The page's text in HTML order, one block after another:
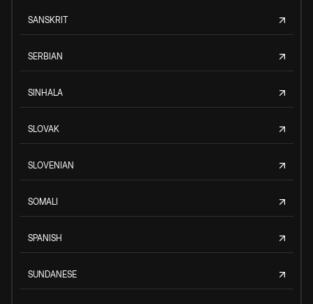
SANSKRIT
SERBIAN
SINHALA
SLOVAK
SLOVENIAN
SOMALI
SPANISH
SUNDANESE